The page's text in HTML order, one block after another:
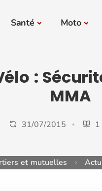
Santé Moto
:
MMA
31/07/2015
et mutuelles